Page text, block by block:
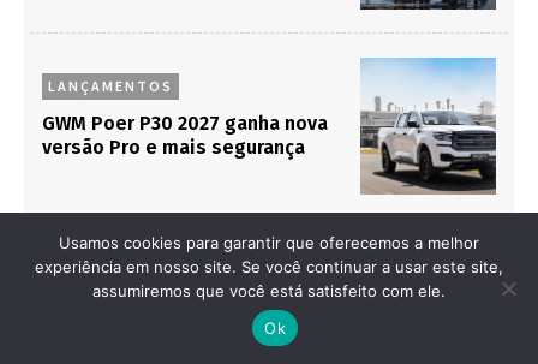
LANÇAMENTOS
GWM Poer P30 2027 ganha nova
versão Pro e mais segurança
MERCADO
Crise de pátios e força do etanol
Usamos cookies para garantir que oferecemos a melhor
experiência em nosso site. Se você continuar a usar este site,
assumiremos que você está satisfeito com ele.
Ok